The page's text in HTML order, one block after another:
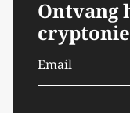
Ontvang
Email